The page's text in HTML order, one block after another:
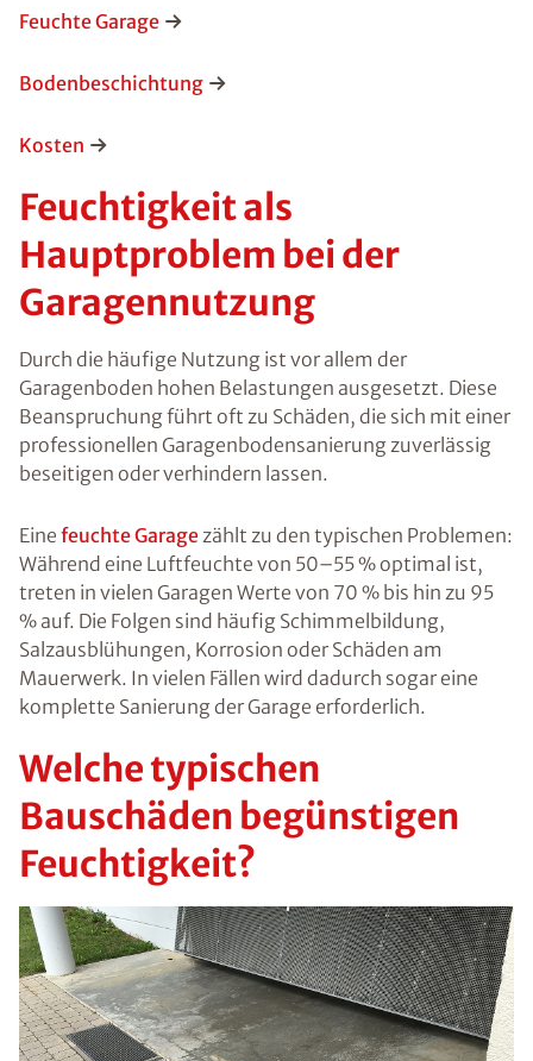
Feuchte Garage
Bodenbeschichtung
Kosten
Feuchtigkeit als
Hauptproblem bei der
Garagennutzung
Durch die häufige Nutzung ist vor allem der
Garagenboden hohen Belastungen ausgesetzt. Diese
Beanspruchung führt oft zu Schäden, die sich mit einer
professionellen Garagenbodensanierung zuverlässig
beseitigen oder verhindern lassen.
Eine feuchte Garagezählt zu den typischen Problemen:
Während eine Luftfeuchte von 50–55 % optimal ist,
treten in vielen Garagen Werte von 70 % bis hin zu 95
% auf. Die Folgen sind häufig Schimmelbildung,
Salzausblühungen, Korrosion oder Schäden am
Mauerwerk. In vielen Fällen wird dadurch sogar eine
komplette Sanierung der Garage erforderlich.
Welche typischen
Bauschäden begünstigen
Feuchtigkeit?